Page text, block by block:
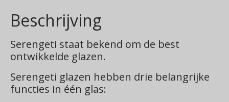
Beschrijving
Serengeti staat bekend om de best
ontwikkelde glazen.
Serengeti glazen hebben drie belangrijke
functies in één glas: